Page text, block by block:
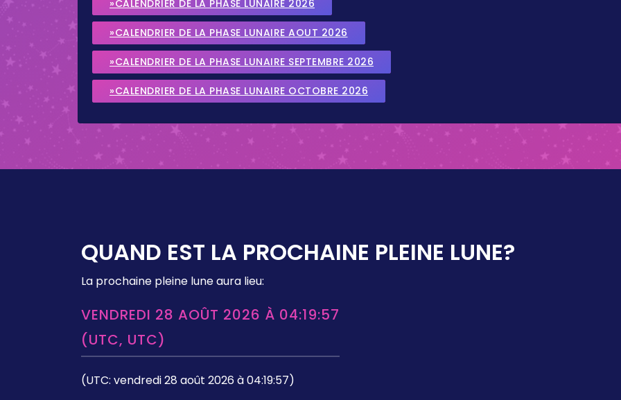
»CALENDRIER DE LA PHASE LUNAIRE 2026
»CALENDRIER DE LA PHASE LUNAIRE AOUT 2026
»CALENDRIER DE LA PHASE LUNAIRE SEPTEMBRE 2026
»CALENDRIER DE LA PHASE LUNAIRE OCTOBRE 2026
QUAND EST LA PROCHAINE PLEINE LUNE?
La prochaine pleine lune aura lieu:
VENDREDI 28 AOÛT 2026 À 04:19:57
(UTC, UTC)
(UTC: vendredi 28 août 2026 à 04:19:57)